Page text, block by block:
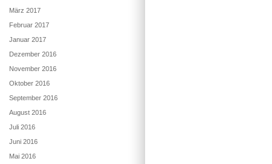
März 2017
Februar 2017
Januar 2017
Dezember 2016
November 2016
Oktober 2016
September 2016
August 2016
Juli 2016
Juni 2016
Mai 2016